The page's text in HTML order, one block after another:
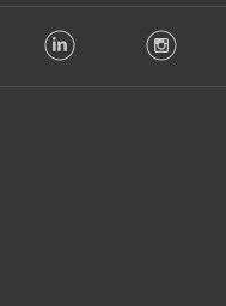
LinkedIn